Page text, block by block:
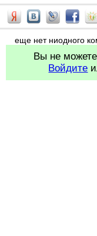
еще нет ниодного
Вы не
Войдите